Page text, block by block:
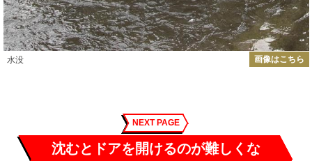
水没 画像はこちら
NEXT PAGE
沈むとドアを開けるのが難しくな